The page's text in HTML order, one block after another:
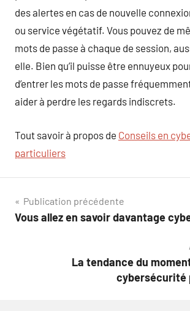
des alertes en cas de nouvelle
ou service végétatif. Vous pouvez de
mots de passe à chaque de session,
elle. Bien qu’il puisse être ennuyeux
d’entrer les mots de passe
aider à perdre les regards indiscrets.
Tout savoir à propos de Conseils en
particuliers
Navigation
de
Publication précédente
Vous allez en savoir davantage
La tendance du
cybersécurité